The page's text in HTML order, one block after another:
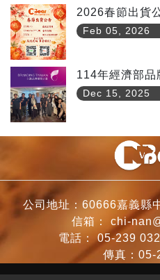
2026春節出貨
Feb 05, 2026
114年經濟部品
Dec 15, 2025
公司地址：60666嘉義縣
信箱： chi-
電話：05-239
傳真：